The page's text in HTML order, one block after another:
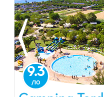
Camping Tordera-Nacions,
9.3